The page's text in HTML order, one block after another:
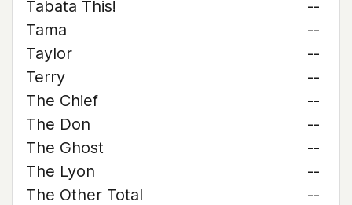
Tabata This!
--
Tama
--
Taylor
--
Terry
--
The Chief
--
The Don
--
The Ghost
--
The Lyon
--
The Other Total
--